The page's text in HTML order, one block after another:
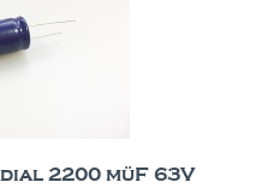
2200 müF 63V